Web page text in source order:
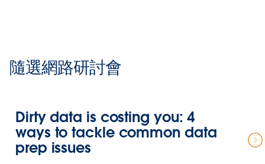
隨選網路研討會
Dirty data is costing you: 4
ways to tackle common data
prep issues